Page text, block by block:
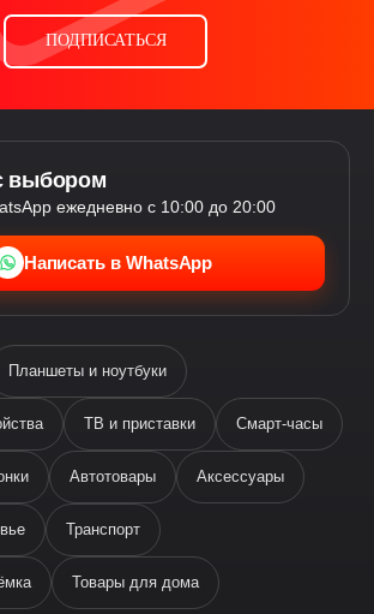
ПОДПИСАТЬСЯ
выбором
ежедневно с 10:00 до 20:00
Написать в WhatsApp
Планшеты и ноутбуки
ТВ и приставки Смарт-часы
Автотовары Аксессуары
Транспорт
Товары для дома
помощник